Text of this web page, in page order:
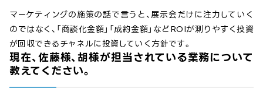
マーケティングの施策の話で言うと、展示会だけに注力していく
のではなく、「商談化金額」「成約金額」などROIが測りやすく投資
が回収できるチャネルに投資していく方針です。
現在、佐藤様、胡様が担当されている業務について
教えてください。